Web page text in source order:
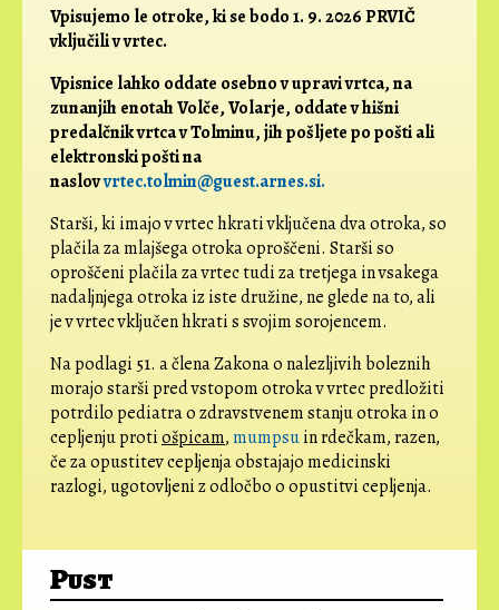
Vpisujemo le otroke, ki se bodo 1. 9. 2026 PRVIČ
vključili v vrtec.
Vpisnice lahko oddate osebno v upravi vrtca, na
zunanjih enotah Volče, Volarje, oddate v hišni
predalčnik vrtca v Tolminu, jih pošljete po pošti ali
elektronski pošti na
naslovvrtec.tolmin@guest.arnes.si.
Starši, ki imajo v vrtec hkrati vključena dva otroka, so
plačila za mlajšega otroka oproščeni. Starši so
oproščeni plačila za vrtec tudi za tretjega in vsakega
nadaljnjega otroka iz iste družine, ne glede na to, ali
je v vrtec vključen hkrati s svojim sorojencem.
Na podlagi 51. a člena Zakona o nalezljivih boleznih
morajo starši pred vstopom otroka v vrtec predložiti
potrdilo pediatra o zdravstvenem stanju otroka in o
cepljenju protiošpicam,mumpsuin rdečkam, razen,
če za opustitev cepljenja obstajajo medicinski
razlogi, ugotovljeni z odločbo o opustitvi cepljenja.
Pust